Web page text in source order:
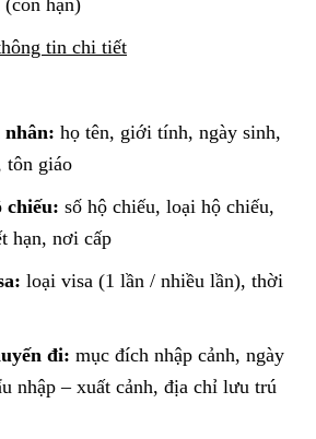
hạn)
tin chi tiết
họ tên, giới tính, ngày sinh,
tôn giáo
số hộ chiếu, loại hộ chiếu,
hạn, nơi cấp
loại visa (1 lần / nhiều lần), thời
đi: mục đích nhập cảnh, ngày
nhập – xuất cảnh, địa chỉ lưu trú